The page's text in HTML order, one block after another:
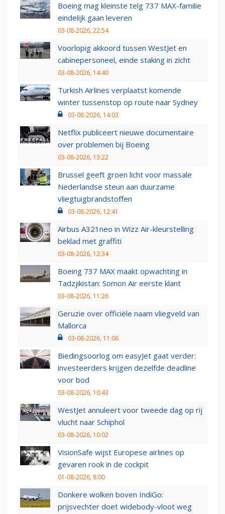
Boeing mag kleinste telg 737 MAX-familie
eindelijk gaan leveren
03-08-2026, 22:54
Voorlopig akkoord tussen WestJet en
cabinepersoneel, einde staking in zicht
03-08-2026, 14:40
Turkish Airlines verplaatst komende
winter tussenstop op route naar Sydney
03-08-2026, 14:03
Netflix publiceert nieuwe documentaire
over problemen bij Boeing
03-08-2026, 13:22
Brussel geeft groen licht voor massale
Nederlandse steun aan duurzame
vliegtuigbrandstoffen
03-08-2026, 12:41
Airbus A321neo in Wizz Air-kleurstelling
beklad met graffiti
03-08-2026, 12:34
Boeing 737 MAX maakt opwachting in
Tadzjikistan: Somon Air eerste klant
03-08-2026, 11:26
Geruzie over officiële naam vliegveld van
Mallorca
03-08-2026, 11:06
Biedingsoorlog om easyJet gaat verder:
investeerders krijgen dezelfde deadline
voor bod
03-08-2026, 10:43
WestJet annuleert voor tweede dag op rij
vlucht naar Schiphol
03-08-2026, 10:02
VisionSafe wijst Europese airlines op
gevaren rook in de cockpit
01-08-2026, 8:00
Donkere wolken boven IndiGo:
prijsvechter doet widebody-vloot weg